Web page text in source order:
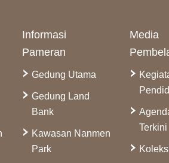
Informasi
Pameran
Gedung Utama
Gedung Land
Bank
Kawasan Nanmen
Park
Media
Terkini